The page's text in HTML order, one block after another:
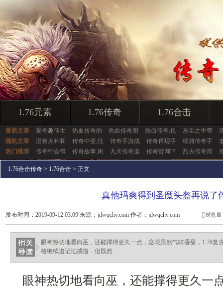
1.76元素 1.76传奇 1.76合击
最新文章 爱奇趣传世 热血传奇的 热血传奇图 热血传奇,也 灰尘之中帮
随机文章
没有火种和 传奇中变,往 传奇手游战 传奇再现手 经典传奇手
热门推荐
传奇行会得 传奇故事,闲 九天传奇道 传奇官网下 烈火传奇简
1.76合击传奇 > 1.76合击 > 正文
真他玛爽得到圣魔头盔再说了
发布时间：2019-09-12 03:09 来源：jdwqchy.com 作者：jdwqchy.com [浏览
眼神热切地看向巫，还能撑得更久一点，这花虽然气味香甜，1.76复
格继续道记忆戒指．但既然.
眼神热切地看向巫，还能撑得更久一